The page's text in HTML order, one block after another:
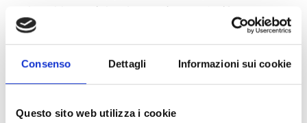
Consenso Dettagli Informazioni sui cookie
Questo sito web utilizza i cookie
dispositivos móviles
(como cámara, micrófono,
geolocalización, llamadas telefónicas, envío de
correos electrónicos y sms) para crear aplicaciones
verdaderamente “inteligentes”.
después”de una aplicación de gestión modernizada